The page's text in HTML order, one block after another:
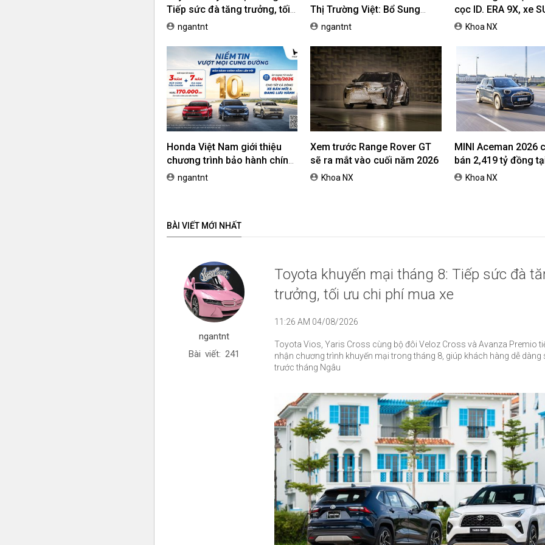
Tiếp sức đà tăng trưởng, tối
ưu chi phí mua xe
ngantnt
Thị Trường Việt: Bổ Sung
Phiên Bản Street, Giá Từ
ngantnt
cọc ID. ERA 9X, xe
dự kiến giá dưới 3 tỷ
Khoa NX
Honda Việt Nam giới thiệu
chương trình bảo hành chính
hãng lên tới 10 năm dành cho
ngantnt
Xem trước Range Rover GT
sẽ ra mắt vào cuối năm 2026
Khoa NX
MINI Aceman 2026
bán 2,419 tỷ đồng
NamKhoa NX
BÀI VIẾT MỚI NHẤT
ngantnt
Bài viết: 241
Toyota khuyến mại tháng 8: Tiếp sức đà
trưởng, tối ưu chi phí mua xe
11:26 AM 04/08/2026
Toyota Vios, Yaris Cross cùng bộ đôi Veloz Cross và Avanza Premio
nhận chương trình khuyến mại trong tháng 8, giúp khách hàng dễ dàng
trước tháng Ngâu